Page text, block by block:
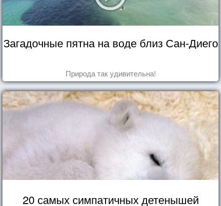
Загадочные пятна на воде близ Сан-Диего
Природа так удивительна!
20 самых симпатичных детенышей